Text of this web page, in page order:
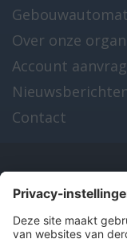
Over onze
Account
Contact
Onze producten
en diensten
Over Hitma